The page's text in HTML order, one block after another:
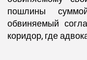
пошлины
обвиняемый
коридор, где